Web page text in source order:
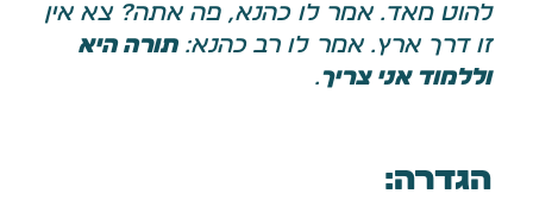
להוט מאד. אמר לו כהנא, פה אתה? צא אין
זו דרך ארץ. אמר לו רב כהנא:תורה היא
וללמוד אני צריך.
הגדרה: